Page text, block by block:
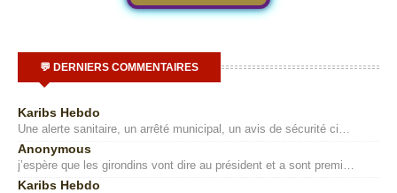
💬 DERNIERS COMMENTAIRES
Karibs Hebdo
Une alerte sanitaire, un arrêté municipal, un avis de sécurité ci…
Anonymous
j’espère que les girondins vont dire au président et a sont premi…
Karibs Hebdo